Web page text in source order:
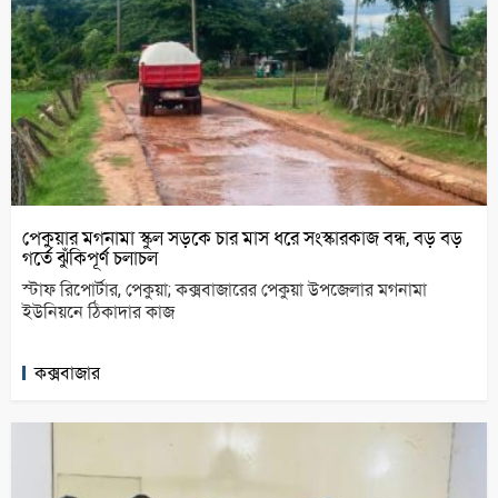
পেকুয়ার মগনামা স্কুল সড়কে চার মাস ধরে সংস্কারকাজ বন্ধ, বড় বড়
গর্তে ঝুঁকিপূর্ণ চলাচল
স্টাফ রিপোর্টার, পেকুয়া; কক্সবাজারের পেকুয়া উপজেলার মগনামা
ইউনিয়নে ঠিকাদার কাজ
কক্সবাজার